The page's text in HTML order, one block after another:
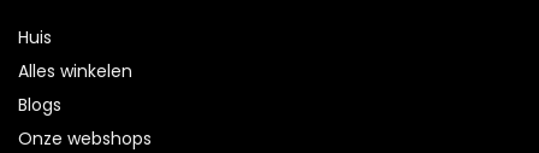
Huis
Alles winkelen
Blogs
Onze webshops